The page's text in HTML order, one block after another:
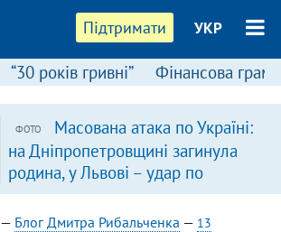
Підтримати УКР
“30 років гривні” Фінансова
ФОТО
Масована атака по Україні:
на Дніпропетровщині загинула
родина, у Львові – удар по
багатоповерхівках
(доповнюється)
— Блог Дмитра Рибальченка — 13